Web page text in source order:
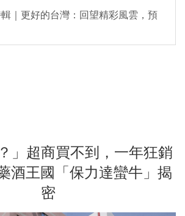
｜更好的台灣：回望精彩風雲，預
」超商買不到，一年狂銷
酒王國「保力達蠻牛」揭
密